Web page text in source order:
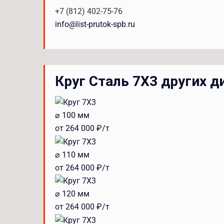
+7 (812) 402-75-76
info@list-prutok-spb.ru
Круг Сталь 7Х3 других
⌀ 100 мм
от 264 000 ₽/т
⌀ 110 мм
от 264 000 ₽/т
⌀ 120 мм
от 264 000 ₽/т